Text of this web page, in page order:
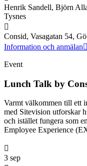
Henrik Sandell, Björn
Tysnes
Consid, Vasagatan 54,
Information och anmälan
Event
Lunch Talk by
Varmt välkommen till ett
med Sitevision utforskar
och istället fungera som
Employee Experience
3 sep